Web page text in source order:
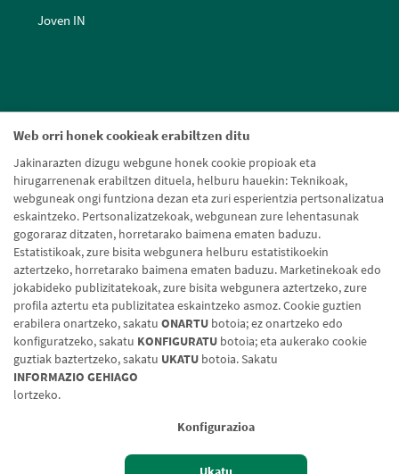
Web orri honek cookieak erabiltzen ditu
Jakinarazten dizugu webgune honek cookie propioak eta
hirugarrenenak erabiltzen dituela, helburu hauekin: Teknikoak,
webguneak ongi funtziona dezan eta zuri esperientzia pertsonalizatua
eskaintzeko. Pertsonalizatzekoak, webgunean zure lehentasunak
gogoraraz ditzaten, horretarako baimena ematen baduzu.
Estatistikoak, zure bisita webgunera helburu estatistikoekin
aztertzeko, horretarako baimena ematen baduzu. Marketinekoak edo
jokabideko publizitatekoak, zure bisita webgunera aztertzeko, zure
profila aztertu eta publizitatea eskaintzeko asmoz. Cookie guztien
erabilera onartzeko, sakatu ONARTU botoia; ez onartzeko edo
konfiguratzeko, sakatu KONFIGURATU botoia; eta aukerako cookie
guztiak baztertzeko, sakatu UKATU botoia. Sakatu
INFORMAZIO GEHIAGO
lortzeko.
Konfigurazioa
Joven IN
Lege-oharra Cookien politika